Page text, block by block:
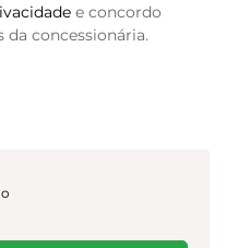
e concordo
concessionária.